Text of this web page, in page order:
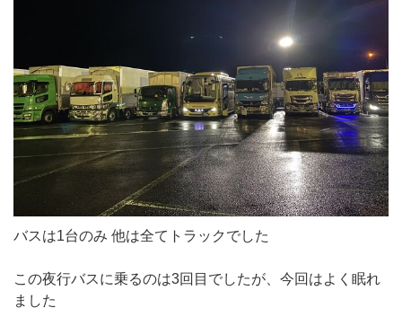
バスは1台のみ 他は全てトラックでした
この夜行バスに乗るのは3回目でしたが、今回はよく眠れ
ました